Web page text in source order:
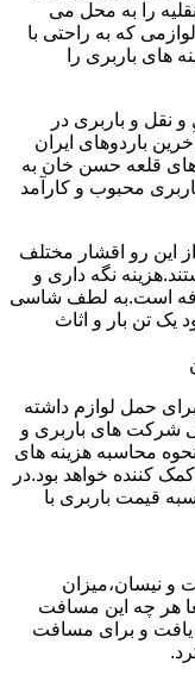
را به محل می
که به راحتی با
های باربری را
نقل و باربری در
باردوهای ایران
های قلعه حسن خان به
محبوب و کارآمد
این رو اقشار مختلف
نگه داری و
است.به لطف شاسی
یک تن بار و اثاث
حمل لوازم داشته
شرکت های باربری و
نحوه محاسبه هزینه های
کننده خواهد بود.در
قیمت باربری با
و نیسان،میزان
هر چه این مسافت
یافت و برای مسافت